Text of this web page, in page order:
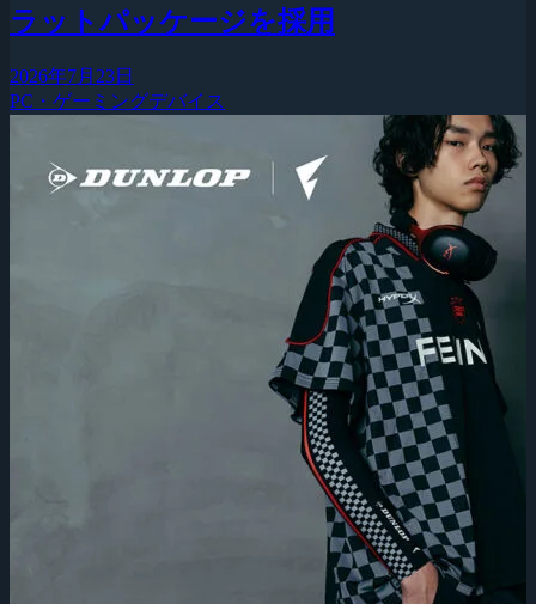
ラットパッケージを採用
2026年7月23日
PC・ゲーミングデバイス